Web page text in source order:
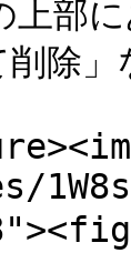
部
削除